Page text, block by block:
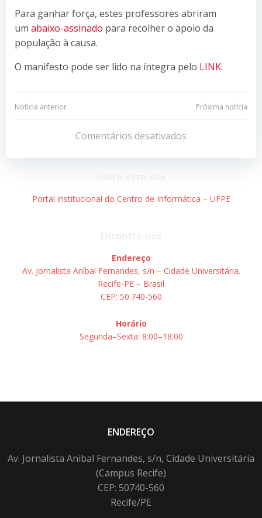
Para ganhar força, estes professores abriram
um abaixo-assinado para recolher o apoio da
população à causa.
O manifesto pode ser lido na íntegra pelo LINK.
Navegação
Post
Notícia anterior
Navegação
de
Post
Próxima notícia
Comentários desativados
Portal institucional do Centro de Informática – UFPE
Endereço
Av. Jornalista Aníbal Fernandes, s/n – Cidade Universitária.
Recife-PE – Brasil
CEP: 50.740-560
Horário
Segunda–Sexta: 8:00–18:00
ENDEREÇO
Av. Jornalista Anibal Fernandes, s/n, Cidade Universitária
(Campus Recife)
CEP: 50740-560
Recife/PE